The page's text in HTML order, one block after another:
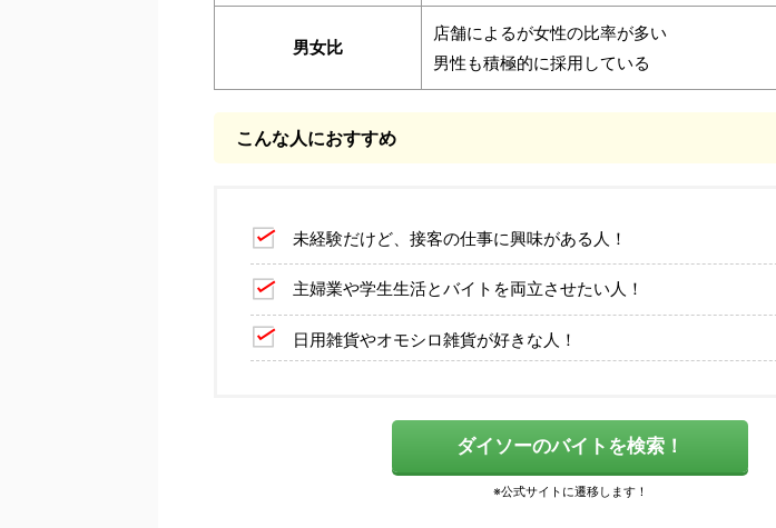
男女比
店舗によるが女性の比率が多い
男性も積極的に採用している
こんな人におすすめ
未経験だけど、接客の仕事に興味がある人！
主婦業や学生生活とバイトを両立させたい人！
日用雑貨やオモシロ雑貨が好きな人！
ダイソーのバイトを検索！